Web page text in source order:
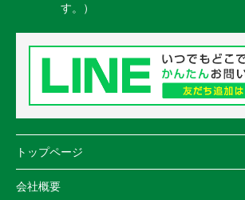
す。）
トップページ
会社概要